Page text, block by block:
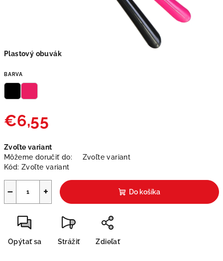
Plastový obuvák
BARVA
€6,55
cena:
Zvoľte variant
Môžeme doručiť do:
Zvoľte variant
Kód: Zvoľte variant
+
− Do košíka
Opýtať sa Strážiť Zdieľať